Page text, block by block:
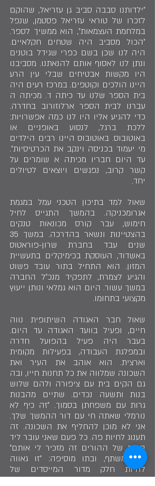
״ילדותנו סבבה סביב גן עזריאל, שהוקם
לזכרו של טוראי עזריאל פסטמן, שנפל
במלחמת העצמאות״, הוא ממשיך לספר.
״הכול מסביב היה שטחים חקלאיים.
היה לנו שכן בשם כפרי שגידל בוטנים
ונתן לנו לאסוף אותם להנאתנו. מסביבנו
היו מקשות אבטיחים שבלי עין הרע
היינו הולכים וקוטפים. במרכז רעים היה
בית הספר שלנו עד כיתה ד. מכיתה ה
עברנו לבית הספר ארלוזורוב בחדרה.
כדי להגיע אליו היו לנו כמה אפשרויות:
ללכת ברגל, לנסוע באופניים או
באוטובוס. באוטובוס היינו רבים הילדים
מי יעמוד בכניסה וינקב את הכרטיסיות״.
עד היום חבריו מכיתה א שומרים על
קשר קרוב, נפגשים ויוצאים לטיולים
יחד.
שאול למד בתיכון הטכני עמל במגמת
אגרומכניקה. בהמשך התגייס לחיל
חימוש, עבר קורס מכונאות טנקים
בהצטיינות ונשאר בהדרכה. במשך 35
שנים עבד בחברת שרון-פוראטוס
באשדוד, העוסקת בכימיקלים בתעשיית
המזון. הוא התחיל בתור עובד פשוט
והגיע לצמרת, לתפקיד מנכ״ל החברה
במשך עשור. היום הוא גמלאי ונותן ייעוץ
מקצועי בתחומו.
שאול חבר האגודה השיתופית נווה
חיים, ופעיל בוועד האגודה עד היום.
בעבר היה פעיל בהפועל חדרה
ובמפלגת העבודה, בפעילות מקומית
וארצית. הוא אוהב את העיר ואת
השכונה שמלווה את כל תחנות חייו, ובה
גם הקים בית עם ציפורה ולהם שלוש
בנות ותשעה נכדים. שתיים מהבנות
גרות עם משפחתן בסמוך. ״זה כיף לא
נורמלי שאתה חי עם דור ההמשך שלך.
אני לא מוכן להחליף את השכונה. זה
תענוג לחיות פה. כל פעם שאני עובר ליד
הבית של ההורים זה מזכיר לי אותם״
הוא משתף, ובתו מוסיפה: ״זו גאווה
להיות חלק מדור המייסדים של
השכונה״.